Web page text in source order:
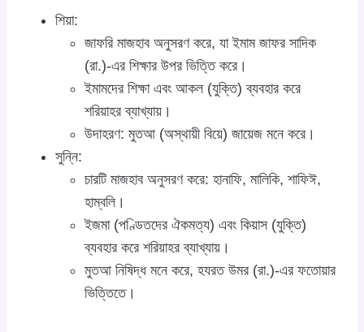
শিয়া:
জাফরি মাজহাব অনুসরণ করে, যা ইমাম জাফর সাদিক
(রা.)-এর শিক্ষার উপর ভিত্তি করে।
ইমামদের শিক্ষা এবং আকল (যুক্তি) ব্যবহার করে
শরিয়াহর ব্যাখ্যায়।
উদাহরণ: মুতআ (অস্থায়ী বিয়ে) জায়েজ মনে করে।
সুন্নি:
চারটি মাজহাব অনুসরণ করে: হানাফি, মালিকি, শাফিঈ,
হাম্বলি।
ইজমা (পণ্ডিতদের ঐকমত্য) এবং কিয়াস (যুক্তি)
ব্যবহার করে শরিয়াহর ব্যাখ্যায়।
মুতআ নিষিদ্ধ মনে করে, হযরত উমর (রা.)-এর ফতোয়ার
ভিত্তিতে।